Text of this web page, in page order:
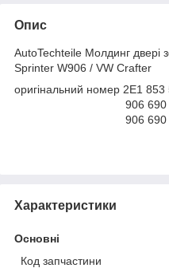
Опис
AutoTechteile Молдинг двері
Sprinter W906 / VW Crafter
оригінальний номер 2E1 853
906 690 08
906 690 53
Характеристики
Основні
Код запчастини